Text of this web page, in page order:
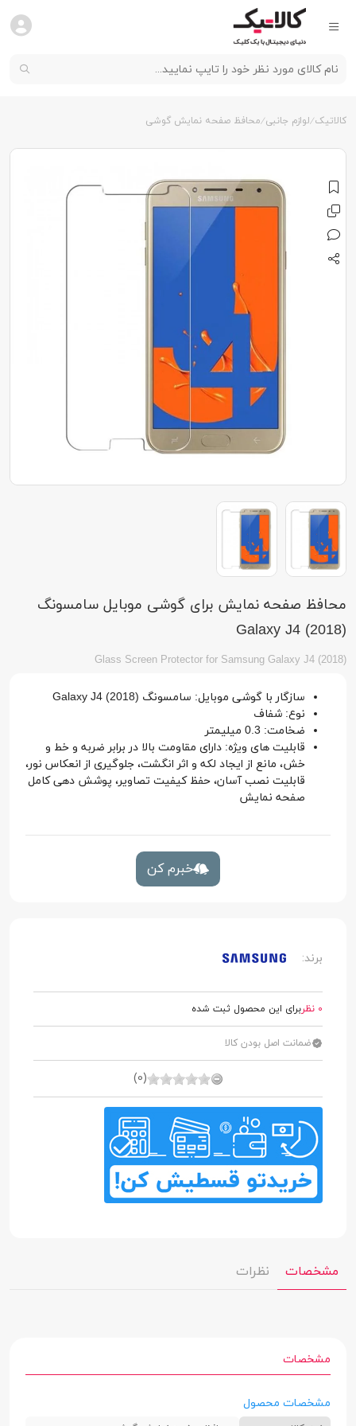
کالاتیک لوازم جانبی محافظ صفحه نمایش گوشی
محافظ صفحه نمایش برای گوشی موبایل سامسونگ
(Galaxy J4 (2018
Glass Screen Protector for Samsung Galaxy J4 (2018)
سازگار با گوشی موبایل: سامسونگ Galaxy J4 (2018)
نوع: شفاف
ضخامت: 0.3 میلیمتر
قابلیت های ویژه: دارای مقاومت بالا در برابر ضربه و خط و
خش، مانع از ایجاد لکه و اثر انگشت، جلوگیری از انعکاس نور،
قابلیت نصب آسان، حفظ کیفیت تصاویر، پوشش دهی کامل
صفحه نمایش
خبرم کن
برند:
0 نظر برای این محصول ثبت شده
ضمانت اصل بودن کالا
(0)
مشخصات نظرات
مشخصات
مشخصات محصول